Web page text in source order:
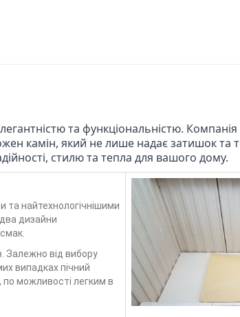
та функціональністю. Компанія
камін, який не лише надає затишок та
стилю та тепла для вашого дому.
та найтехнологічнішими
дизайни
Залежно від вибору
випадках пічний
можливості легким в